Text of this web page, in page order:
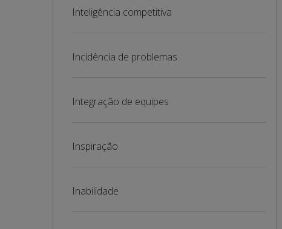
Inteligência competitiva
Incidência de problemas
Integração de equipes
Inspiração
Inabilidade